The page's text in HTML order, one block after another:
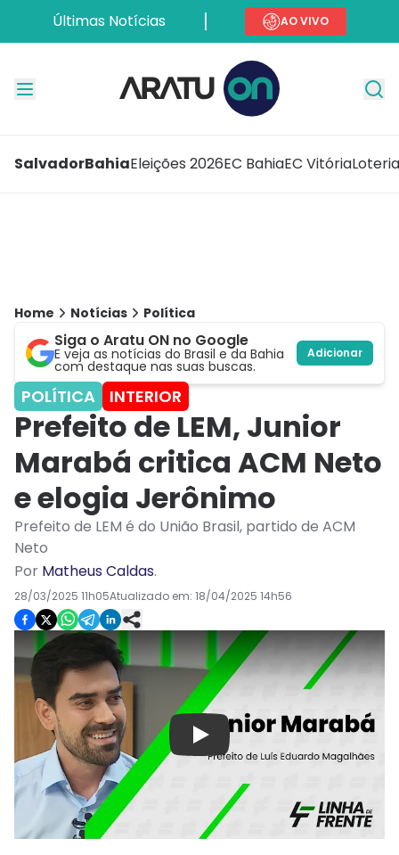
Últimas Notícias AO VIVO
SalvadorBahiaEleições 2026EC BahiaEC Vitória
Home Notícias Política
Siga o Aratu ON no Google
E veja as notícias do Brasil e da Bahia
com destaque nas suas buscas.
Adicionar
POLÍTICA INTERIOR
Prefeito de LEM, Junior
Marabá critica ACM Neto
e elogia Jerônimo
Prefeito de LEM é do União Brasil, partido de ACM
Neto
Por Matheus Caldas.
28/03/2025 11h05Atualizado em: 18/04/2025 14h56
Play